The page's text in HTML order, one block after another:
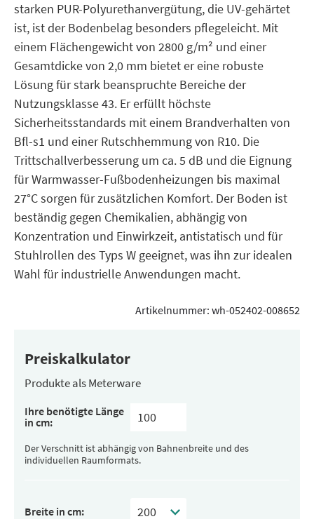
starken PUR-Polyurethanvergütung, die UV-gehärtet
ist, ist der Bodenbelag besonders pflegeleicht. Mit
einem Flächengewicht von 2800 g/m² und einer
Gesamtdicke von 2,0 mm bietet er eine robuste
Lösung für stark beanspruchte Bereiche der
Nutzungsklasse 43. Er erfüllt höchste
Sicherheitsstandards mit einem Brandverhalten von
Bfl-s1 und einer Rutschhemmung von R10. Die
Trittschallverbesserung um ca. 5 dB und die Eignung
für Warmwasser-Fußbodenheizungen bis maximal
27°C sorgen für zusätzlichen Komfort. Der Boden ist
beständig gegen Chemikalien, abhängig von
Konzentration und Einwirkzeit, antistatisch und für
Stuhlrollen des Typs W geeignet, was ihn zur idealen
Wahl für industrielle Anwendungen macht.
Artikelnummer: wh-052402-008652
Preiskalkulator
Produkte als Meterware
Ihre benötigte Länge
in cm:
Der Verschnitt ist abhängig von Bahnenbreite und des
individuellen Raumformats.
Breite in cm: